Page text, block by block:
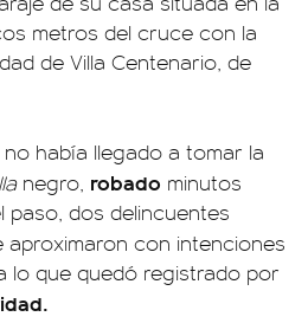
metros del cruce con la
de Villa Centenario, de
había llegado a tomar la
negro, robado minutos
paso, dos delincuentes
aproximaron con intenciones
lo que quedó registrado por